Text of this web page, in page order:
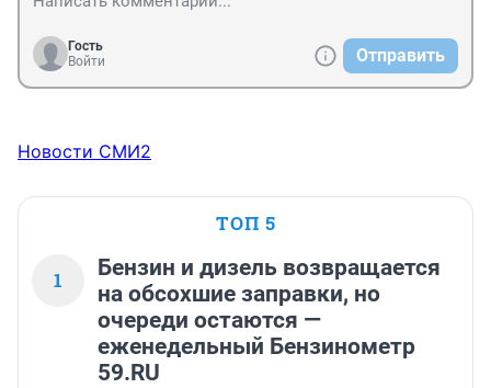
Гость
Войти
Отправить
Новости СМИ2
ТОП 5
1
Бензин и дизель возвращается
на обсохшие заправки, но
очереди остаются —
еженедельный Бензинометр
59.RU